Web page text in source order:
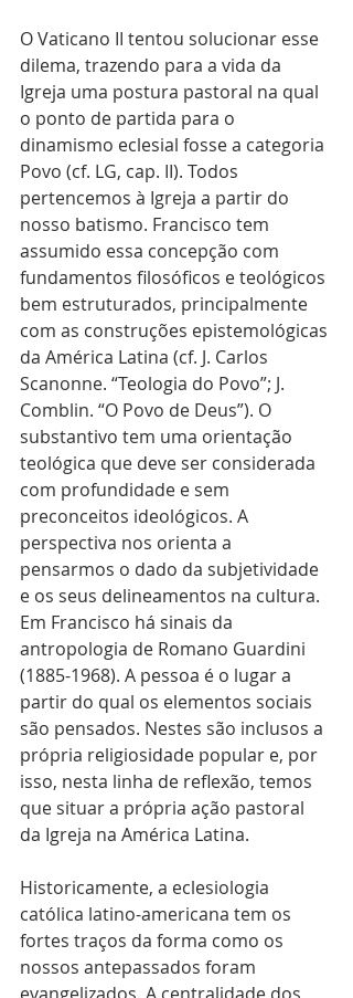
O Vaticano II tentou solucionar esse
dilema, trazendo para a vida da
Igreja uma postura pastoral na qual
o ponto de partida para o
dinamismo eclesial fosse a categoria
Povo (cf. LG, cap. II). Todos
pertencemos à Igreja a partir do
nosso batismo. Francisco tem
assumido essa concepção com
fundamentos filosóficos e teológicos
bem estruturados, principalmente
com as construções epistemológicas
da América Latina (cf. J. Carlos
Scanonne. “Teologia do Povo”; J.
Comblin. “O Povo de Deus”). O
substantivo tem uma orientação
teológica que deve ser considerada
com profundidade e sem
preconceitos ideológicos. A
perspectiva nos orienta a
pensarmos o dado da subjetividade
e os seus delineamentos na cultura.
Em Francisco há sinais da
antropologia de Romano Guardini
(1885-1968). A pessoa é o lugar a
partir do qual os elementos sociais
são pensados. Nestes são inclusos a
própria religiosidade popular e, por
isso, nesta linha de reflexão, temos
que situar a própria ação pastoral
da Igreja na América Latina.
Historicamente, a eclesiologia
católica latino-americana tem os
fortes traços da forma como os
nossos antepassados foram